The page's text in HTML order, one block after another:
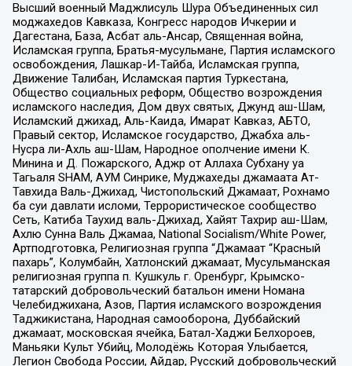
Высший военный Маджлисуль Шура Объединенных сил
моджахедов Кавказа, Конгресс народов Ичкерии и
Дагестана, База, Асбат аль-Ансар, Священная война,
Исламская группа, Братья-мусульмане, Партия исламского
освобождения, Лашкар-И-Тайба, Исламская группа,
Движение Талибан, Исламская партия Туркестана,
Общество социальных реформ, Общество возрождения
исламского наследия, Дом двух святых, Джунд аш-Шам,
Исламский джихад, Аль-Каида, Имарат Кавказ, АБТО,
Правый сектор, Исламское государство, Джабха аль-
Нусра ли-Ахль аш-Шам, Народное ополчение имени К.
Минина и Д. Пожарского, Аджр от Аллаха Субхану уа
Тагьаля SHAM, АУМ Синрике, Муджахеды джамаата Ат-
Тавхида Валь-Джихад, Чистопольский Джамаат, Рохнамо
ба суи давлати исломи, Террористическое сообщество
Сеть, Катиба Таухид валь-Джихад, Хайят Тахрир аш-Шам,
Ахлю Сунна Валь Джамаа, National Socialism/White Power,
Артподготовка, Религиозная группа “Джамаат “Красный
пахарь”, Колумбайн, Хатлонский джамаат, Мусульманская
религиозная группа п. Кушкуль г. Оренбург, Крымско-
татарский добровольческий батальон имени Номана
Челебиджихана, Азов, Партия исламского возрождения
Таджикистана, Народная самооборона, Дуббайский
джамаат, московская ячейка, Батал-Хаджи Белхороев,
Маньяки Культ Убийц, Молодёжь Которая Улыбается,
Легион Свобода России, Айдар, Русский добровольческий